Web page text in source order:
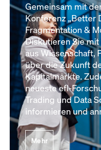
Gemeinsam mit
Konferenz „Better
Fragmentation &
Diskutieren Sie
aus Wissenschaft,
über die Zukunft
Kapitalmärkte.
neueste efl-
Trading und Data
informieren und
Mehr